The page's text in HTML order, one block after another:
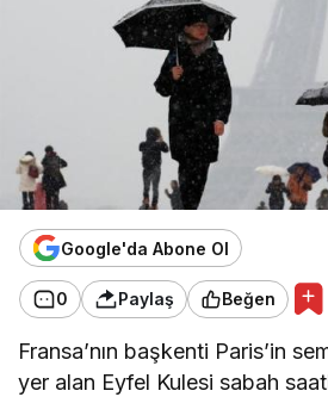
Google'da Abone Ol
0 Paylaş Beğen
Fransa’nın başkenti Paris’in
yer alan Eyfel Kulesi sabah